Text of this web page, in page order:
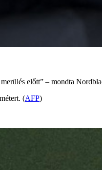
előtt” – mondta
(AFP)